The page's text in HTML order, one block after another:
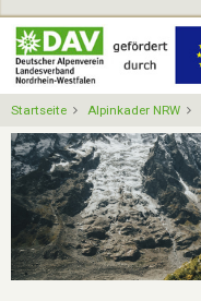
Direkt
zum
Inhalt
Startseite Alpinkader NRW